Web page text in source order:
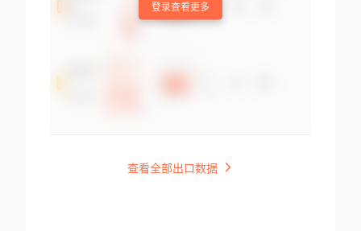
登录查看更多
查看全部出口数据